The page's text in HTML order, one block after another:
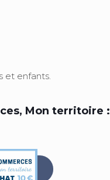
et enfants.
Mon territoire :